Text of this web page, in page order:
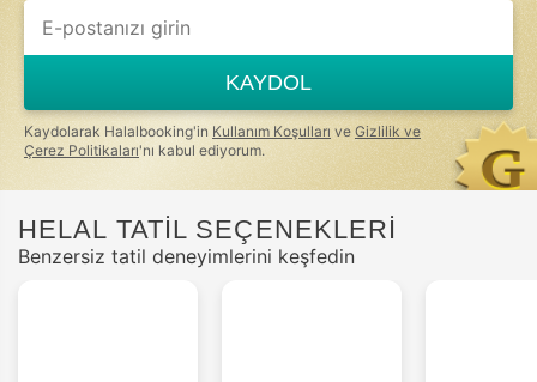
KAYDOL
Kaydolarak Halalbooking'in Kullanım Koşulları ve Gizlilik ve
Çerez Politikaları'nı kabul ediyorum.
HELAL TATİL SEÇENEKLERİ
Benzersiz tatil deneyimlerini keşfedin